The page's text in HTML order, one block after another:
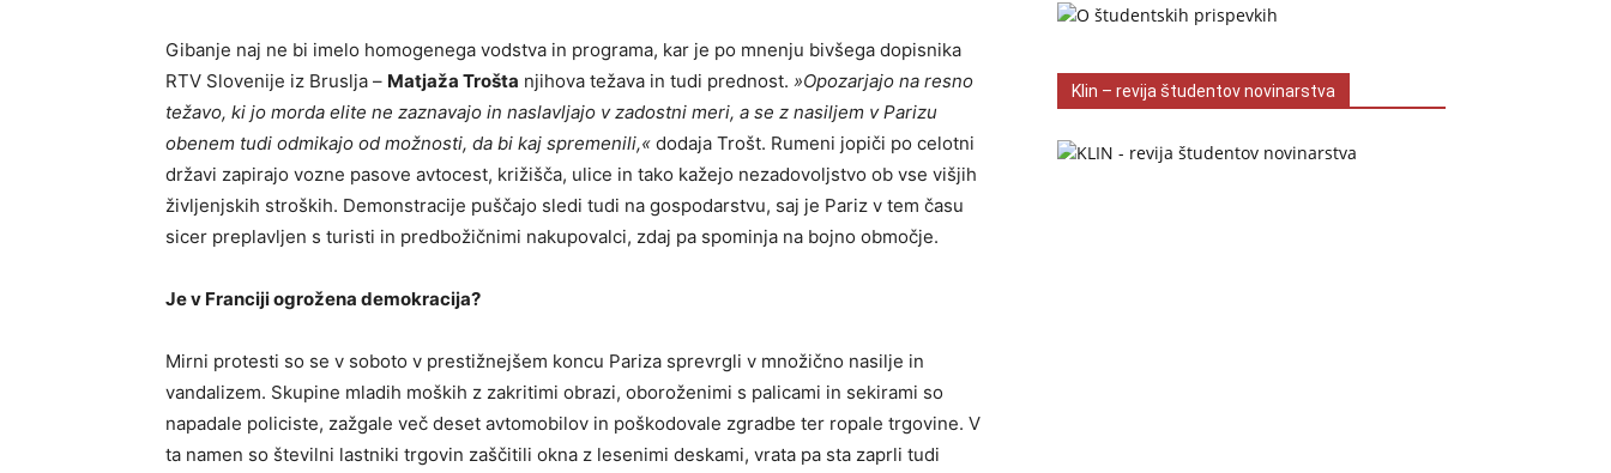
Gibanje naj ne bi imelo homogenega vodstva in programa, kar je po mnenju bivšega dopisnika
RTV Slovenije iz Bruslja – Matjaža Trošta njihova težava in tudi prednost. »Opozarjajo na resno
težavo, ki jo morda elite ne zaznavajo in naslavljajo v zadostni meri, a se z nasiljem v Parizu
obenem tudi odmikajo od možnosti, da bi kaj spremenili,« dodaja Trošt. Rumeni jopiči po celotni
državi zapirajo vozne pasove avtocest, križišča, ulice in tako kažejo nezadovoljstvo ob vse višjih
življenjskih stroških. Demonstracije puščajo sledi tudi na gospodarstvu, saj je Pariz v tem času
sicer preplavljen s turisti in predbožičnimi nakupovalci, zdaj pa spominja na bojno območje.
Je v Franciji ogrožena demokracija?
Mirni protesti so se v soboto v prestižnejšem koncu Pariza sprevrgli v množično nasilje in
vandalizem. Skupine mladih moških z zakritimi obrazi, oboroženimi s palicami in sekirami so
napadale policiste, zažgale več deset avtomobilov in poškodovale zgradbe ter ropale trgovine. V
ta namen so številni lastniki trgovin zaščitili okna z lesenimi deskami, vrata pa sta zaprli tudi
Klin – revija študentov novinarstva